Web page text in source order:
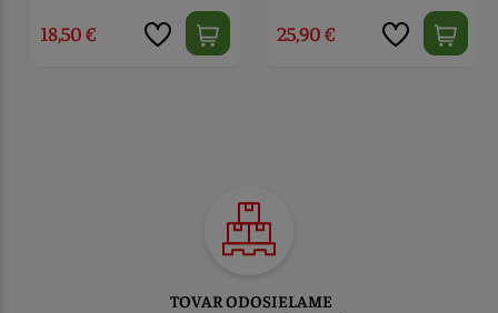
18,50 € 25,90 €
TOVAR ODOSIELAME